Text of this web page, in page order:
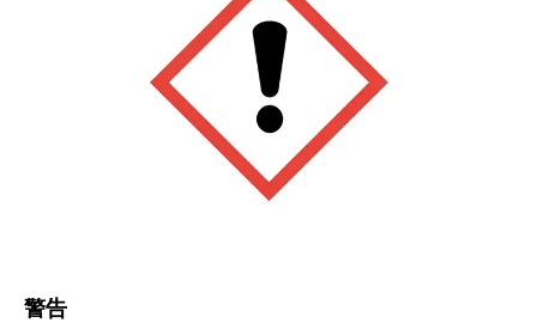
警告